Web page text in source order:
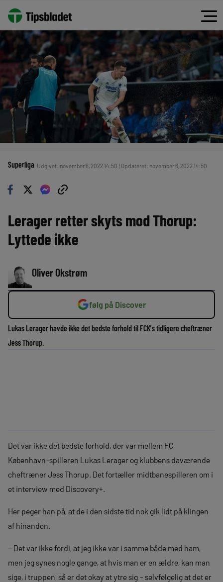
Superliga Udgivet: november 6, 2022 14:50 | Opdateret: november 6, 2022 14:50
Lerager retter skyts mod Thorup:
Lyttede ikke
Oliver Okstrøm
følg på Discover
Lukas Lerager havde ikke det bedste forhold til FCK’s tidligere cheftræner
Jess Thorup.
Det var ikke det bedste forhold, der var mellem FC
København-spilleren Lukas Lerager og klubbens daværende
cheftræner Jess Thorup. Det fortæller midtbanespilleren om i
et interview med Discovery+.
Her peger han på, at de i den sidste tid nok gik lidt på klingen
af hinanden.
– Det var ikke fordi, at jeg ikke var i samme både med ham,
men jeg synes nogle gange, at hvis man er en ældre, kan man
sige, i truppen, så er det okay at ytre sig – selvfølgelig at det er